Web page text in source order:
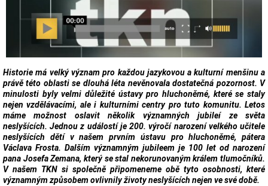
Historie má velký význam pro každou jazykovou a kulturní menšinu a
právě této oblasti se dlouhá léta nevěnovala dostatečná pozornost. V
minulosti byly velmi důležité ústavy pro hluchoněmé, které se staly
nejen vzdělávacími, ale i kulturními centry pro tuto komunitu. Letos
máme možnost oslavit několik významných jubileí ze světa
neslyšících. Jednou z událostí je 200. výročí narození velkého učitele
neslyšících dětí v našem prvním ústavu pro hluchoněmé, pátera
Václava Frosta. Dalším významným jubileem je 100 let od narození
pana Josefa Zemana, který se stal nekorunovaným králem tlumočníků.
V našem TKN si společně připomeneme obě tyto osobnosti, které
významným způsobem ovlivnily životy neslyšících nejen ve své době.